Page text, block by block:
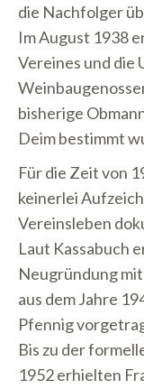
die Nachfolger
Im August 1938
Vereines und die
bisherige
Deim bestimmt
Für die Zeit von
keinerlei
Vereinsleben
Laut Kassabuch
Neugründung
aus dem Jahre
Pfennig
Bis zu der
1952 erhielten